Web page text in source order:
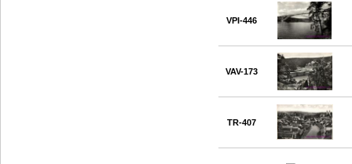
VPI-446
VAV-173
TR-407